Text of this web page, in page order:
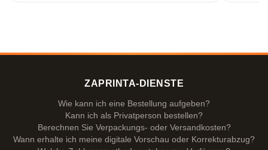
ZAPRINTA-DIENSTE
Wie kann ich eine Bestellung aufgeben?
Kann ich als Privatperson bestellen?
Berechnen Sie Verpackungs- oder Versandkosten?
Wann erhalte ich meine digitale Vorschau oder Korrekturabzug?